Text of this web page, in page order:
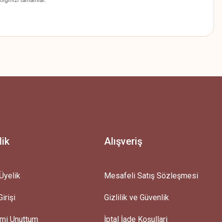
Unuttum
Alışveriş
Mesafeli Satış Sözleşmesi
Gizlilik ve Güvenlik
İptal İade Koşullari